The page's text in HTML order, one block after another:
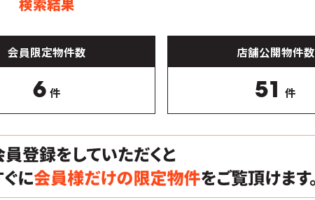
会員限定物件数
6 件
店舗公開物件数
51 件